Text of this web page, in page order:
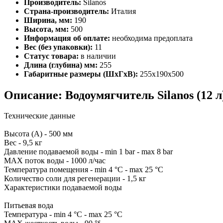
Производитель: Silanos
Страна-производитель: Италия
Ширина, мм: 190
Высота, мм: 500
Информация об оплате: необходима предоплата
Вес (без упаковки): 11
Статус товара: в наличии
Длина (глубина) мм: 255
Габаритные размеры (ШхГхВ): 255x190x500
Описание: Водоумягчитель Silanos (12
Технические данные
Высота (А) - 500 мм
Вес - 9,5 кг
Давление подаваемой воды - min 1 bar - max 8 bar
MAX поток воды - 1000 л/час
Температура помещения - min 4 °C - max 25 °C
Количество соли для регенерации - 1,5 кг
Характеристики подаваемой воды
Питьевая вода
Температура - min 4 °C - max 25 °C